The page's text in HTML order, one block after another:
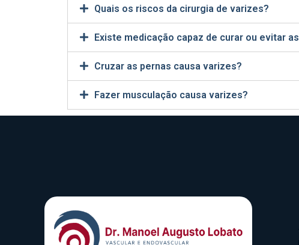
Quais os riscos da cirurgia de varizes?
Existe medicação capaz de curar ou evitar
Cruzar as pernas causa varizes?
Fazer musculação causa varizes?